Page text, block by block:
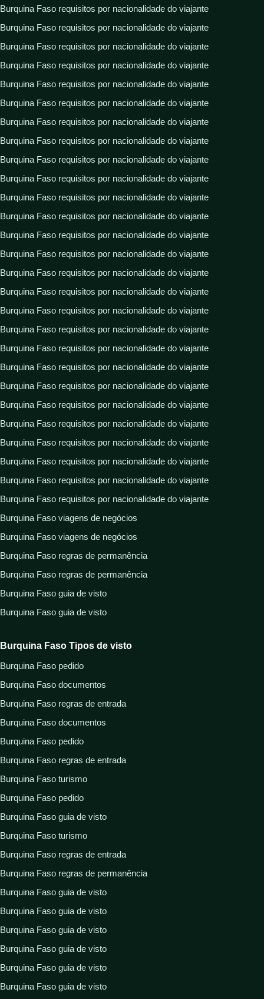
Burquina Faso requisitos por nacionalidade do viajante
Burquina Faso requisitos por nacionalidade do viajante
Burquina Faso requisitos por nacionalidade do viajante
Burquina Faso requisitos por nacionalidade do viajante
Burquina Faso requisitos por nacionalidade do viajante
Burquina Faso requisitos por nacionalidade do viajante
Burquina Faso requisitos por nacionalidade do viajante
Burquina Faso requisitos por nacionalidade do viajante
Burquina Faso requisitos por nacionalidade do viajante
Burquina Faso requisitos por nacionalidade do viajante
Burquina Faso requisitos por nacionalidade do viajante
Burquina Faso requisitos por nacionalidade do viajante
Burquina Faso requisitos por nacionalidade do viajante
Burquina Faso requisitos por nacionalidade do viajante
Burquina Faso requisitos por nacionalidade do viajante
Burquina Faso requisitos por nacionalidade do viajante
Burquina Faso requisitos por nacionalidade do viajante
Burquina Faso requisitos por nacionalidade do viajante
Burquina Faso requisitos por nacionalidade do viajante
Burquina Faso requisitos por nacionalidade do viajante
Burquina Faso requisitos por nacionalidade do viajante
Burquina Faso requisitos por nacionalidade do viajante
Burquina Faso requisitos por nacionalidade do viajante
Burquina Faso requisitos por nacionalidade do viajante
Burquina Faso requisitos por nacionalidade do viajante
Burquina Faso requisitos por nacionalidade do viajante
Burquina Faso requisitos por nacionalidade do viajante
Burquina Faso viagens de negócios
Burquina Faso viagens de negócios
Burquina Faso regras de permanência
Burquina Faso regras de permanência
Burquina Faso guia de visto
Burquina Faso guia de visto
Burquina Faso Tipos de visto
Burquina Faso pedido
Burquina Faso documentos
Burquina Faso regras de entrada
Burquina Faso documentos
Burquina Faso pedido
Burquina Faso regras de entrada
Burquina Faso turismo
Burquina Faso pedido
Burquina Faso guia de visto
Burquina Faso turismo
Burquina Faso regras de entrada
Burquina Faso regras de permanência
Burquina Faso guia de visto
Burquina Faso guia de visto
Burquina Faso guia de visto
Burquina Faso guia de visto
Burquina Faso guia de visto
Burquina Faso guia de visto